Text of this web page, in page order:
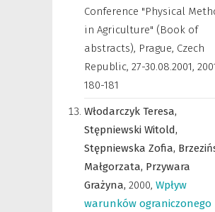
Conference "Physical
in Agriculture" (Book of
abstracts), Prague, Czech
Republic, 27-30.08.2001,
180-181
Włodarczyk Teresa,
Stępniewski Witold,
Stępniewska Zofia,
Małgorzata, Przywara
Grażyna, 2000, Wpływ
warunków ograniczonego